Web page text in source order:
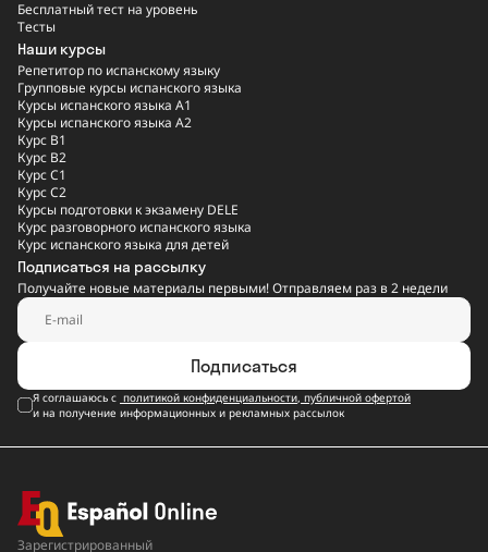
Бесплатный тест на уровень
Тесты
Наши курсы
Репетитор по испанскому языку
Групповые курсы испанского языка
Курсы испанского языка A1
Курсы испанского языка A2
Курс B1
Курс B2
Курс C1
Курс C2
Курсы подготовки к экзамену DELE
Курс разговорного испанского языка
Курс испанского языка для детей
Подписаться на рассылку
Получайте новые материалы первыми! Отправляем раз в 2 недели
Подписаться
Я соглашаюсь с политикой конфиденциальности, публичной офертой
и на получение информационных и рекламных рассылок
Зарегистрированный